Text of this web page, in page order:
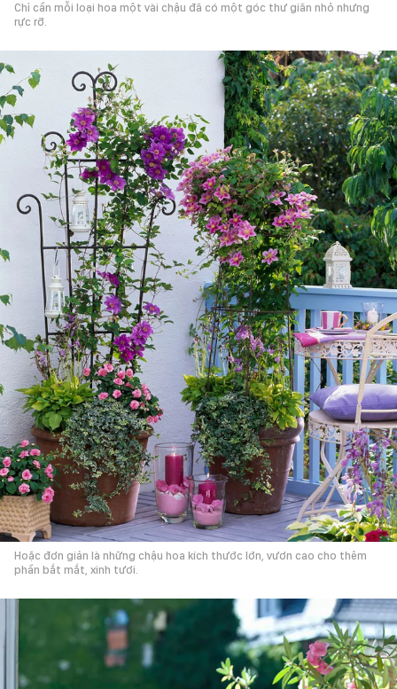
Chỉ cần mỗi loại hoa một vài chậu đã có một góc thư giãn nhỏ nhưng
rực rỡ.
Hoặc đơn giản là những chậu hoa kích thước lớn, vươn cao cho thêm
phần bắt mắt, xinh tươi.